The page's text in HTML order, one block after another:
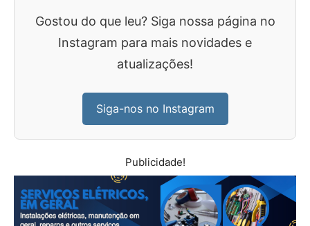
Gostou do que leu? Siga nossa página no
Instagram para mais novidades e
atualizações!
Siga-nos no Instagram
Publicidade!